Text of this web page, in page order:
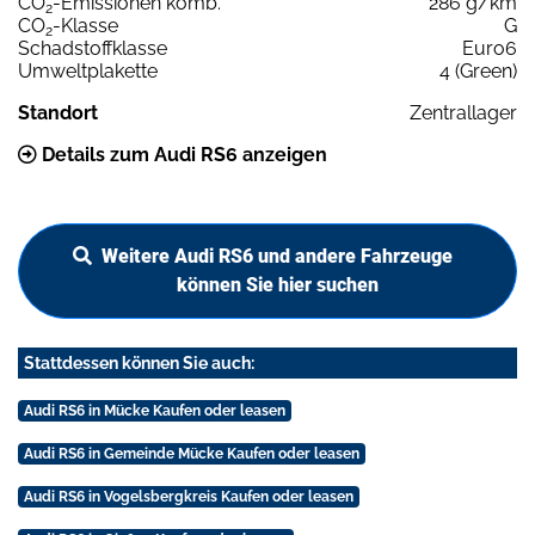
2
CO2-Klasse
G
Schadstoffklasse
Euro6
Umweltplakette
4 (Green)
Standort
Zentrallager
Details zum Audi RS6 anzeigen
Weitere Audi RS6 und andere Fahrzeuge
können Sie hier suchen
Stattdessen können Sie auch:
Audi RS6 in Mücke Kaufen oder leasen
Audi RS6 in Gemeinde Mücke Kaufen oder leasen
Audi RS6 in Vogelsbergkreis Kaufen oder leasen